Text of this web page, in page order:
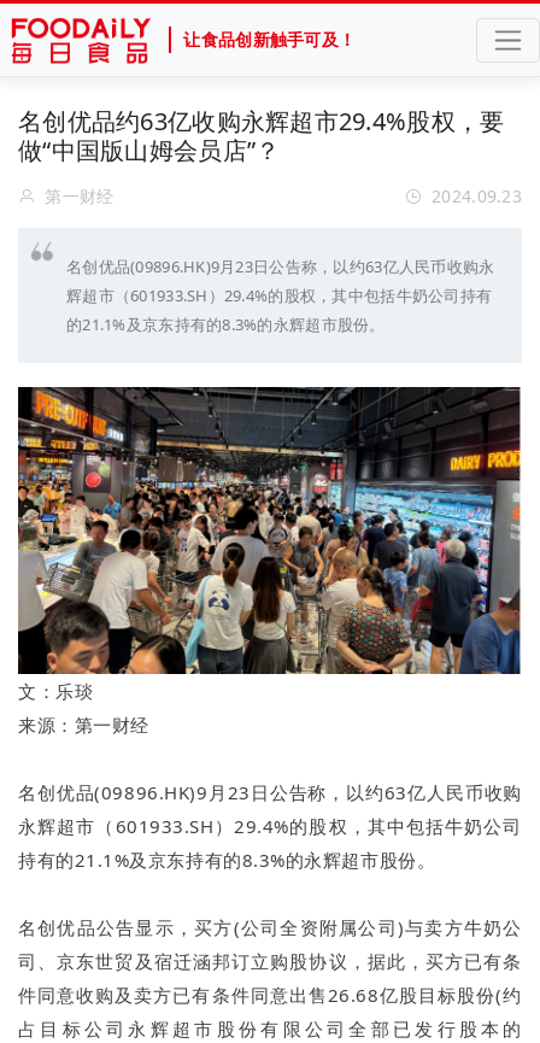
让食品创新触手可及！
名创优品约63亿收购永辉超市29.4%股权，要
做“中国版山姆会员店”？
第一财经 2024.09.23
名创优品(09896.HK)9月23日公告称，以约63亿人民币收购永
辉超市（601933.SH）29.4%的股权，其中包括牛奶公司持有
的21.1%及京东持有的8.3%的永辉超市股份。
文：乐琰
来源：第一财经
名创优品(09896.HK)9月23日公告称，以约63亿人民币收购
永辉超市（601933.SH）29.4%的股权，其中包括牛奶公司
持有的21.1%及京东持有的8.3%的永辉超市股份。
名创优品公告显示，买方(公司全资附属公司)与卖方牛奶公
司、京东世贸及宿迁涵邦订立购股协议，据此，买方已有条
件同意收购及卖方已有条件同意出售26.68亿股目标股份(约
占目标公司永辉超市股份有限公司全部已发行股本的